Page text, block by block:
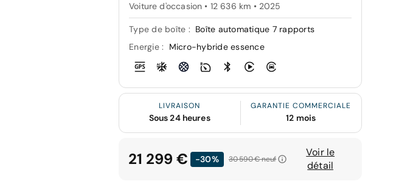
Voiture d'occasion • 12 636 km • 2025
Type de boîte : Boîte automatique 7 rapports
Energie :
Micro-hybride essence
LIVRAISON
Sous 24 heures
GARANTIE COMMERCIALE
12 mois
21 299 € -30% 30 590 €neuf
Voir le
détail